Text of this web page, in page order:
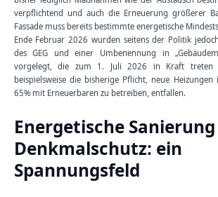
verpflichtend und auch die Erneuerung größerer
Fassade muss bereits bestimmte energetische
Ende Februar 2026 wurden seitens der Politik
des GEG und einer Umbenennung in
vorgelegt, die zum 1. Juli 2026 in Kraft treten
beispielsweise die bisherige Pflicht, neue
65% mit Erneuerbaren zu betreiben, entfallen.
Energetische
Denkmalschutz: ein
Spannungsfeld